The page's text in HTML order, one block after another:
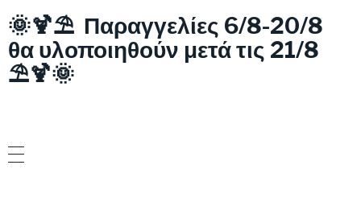
🌞🍹⛱️ Παραγγελίες 6/8-20/8
θα υλοποιηθούν μετά τις 21/8
⛱️🍹🌞